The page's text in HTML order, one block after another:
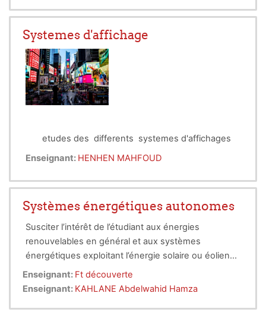
énergétiquesexploitant l’énergie solaire ou
éolienne en particulier.
Faire acquérir à l’étudiant une
compétence dans le
dimensionnement d’une installation éolienne
ou photovoltaïque.
Systemes d'affichage
etudes des differents systemes d'affichages
Enseignant: HENHEN MAHFOUD
Systèmes énergétiques autonomes
Susciter l’intérêt de l’étudiant aux énergies
renouvelables en général et aux systèmes
énergétiques exploitant l’énergie solaire ou éolienne
en particulier. Faire acquérir à l’étudiant une certaine
compétence dans le dimensionnement d’une
Enseignant: Ft découverte
Enseignant: KAHLANE Abdelwahid Hamza